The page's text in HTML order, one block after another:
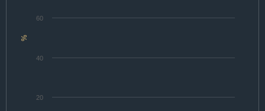
%
20
40
60